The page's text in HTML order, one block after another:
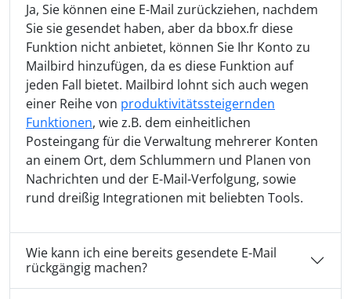
Ja, Sie können eine E-Mail zurückziehen, nachdem
Sie sie gesendet haben, aber da bbox.fr diese
Funktion nicht anbietet, können Sie Ihr Konto zu
Mailbird hinzufügen, da es diese Funktion auf
jeden Fall bietet. Mailbird lohnt sich auch wegen
einer Reihe von produktivitätssteigernden
Funktionen, wie z.B. dem einheitlichen
Posteingang für die Verwaltung mehrerer Konten
an einem Ort, dem Schlummern und Planen von
Nachrichten und der E-Mail-Verfolgung, sowie
rund dreißig Integrationen mit beliebten Tools.
Wie kann ich eine bereits gesendete E-Mail
rückgängig machen?